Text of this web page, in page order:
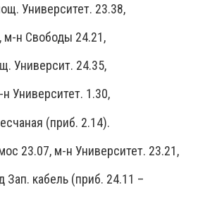
Университет. 23.38,
м-н Свободы 24.21,
Университ. 24.35,
Университет. 1.30,
(приб. 2.14).
23.07, м-н Университет. 23.21,
Зап. кабель (приб. 24.11 –